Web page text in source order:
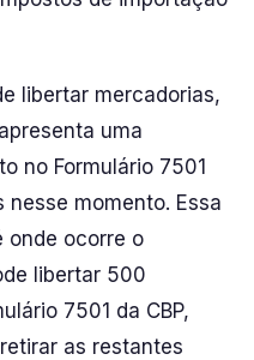
libertar mercadorias,
uma
no Formulário 7501
nesse momento. Essa
onde ocorre o
libertar 500
7501 da CBP,
as restantes